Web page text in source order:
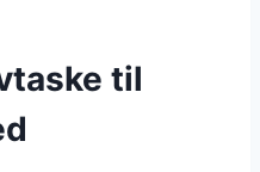
til